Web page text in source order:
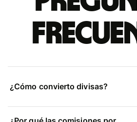
¿Cómo convierto divisas?